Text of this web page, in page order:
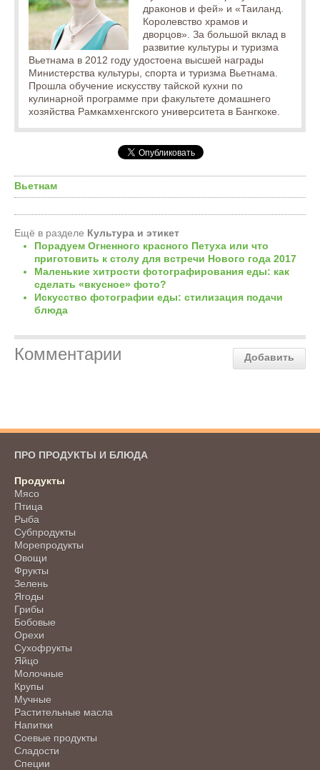
драконов и фей» и «Таиланд.
Королевство храмов и
дворцов». За большой вклад в
развитие культуры и туризма
Вьетнама в 2012 году удостоена высшей награды
Министерства культуры, спорта и туризма Вьетнама.
Прошла обучение искусству тайской кухни по
кулинарной программе при факультете домашнего
хозяйства Рамкамхенгского университета в Бангкоке.
Вьетнам
Ещё в разделе Культура и этикет
Порадуем Огненного красного Петуха или что
приготовить к столу для встречи Нового года 2017
Маленькие хитрости фотографирования еды: как
сделать «вкусное» фото?
Искусство фотографии еды: стилизация подачи
блюда
Добавить
Комментарии
ПРО ПРОДУКТЫ И БЛЮДА
Продукты
Мясо
Птица
Рыба
Субпродукты
Морепродукты
Овощи
Фрукты
Зелень
Ягоды
Грибы
Бобовые
Орехи
Сухофрукты
Яйцо
Молочные
Крупы
Мучные
Растительные масла
Напитки
Соевые продукты
Сладости
Специи